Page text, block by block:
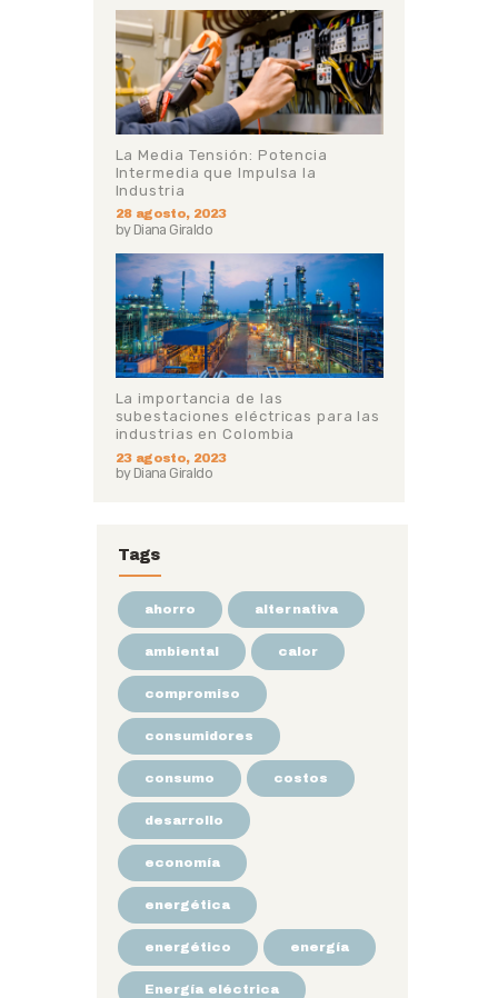
La Media Tensión: Potencia
Intermedia que Impulsa la
Industria
28 agosto, 2023
by Diana Giraldo
La importancia de las
subestaciones eléctricas para las
industrias en Colombia
23 agosto, 2023
by Diana Giraldo
Tags
ahorro alternativa
ambiental calor
compromiso
consumidores
consumo costos
desarrollo
economía
energética
energético energía
Energía eléctrica